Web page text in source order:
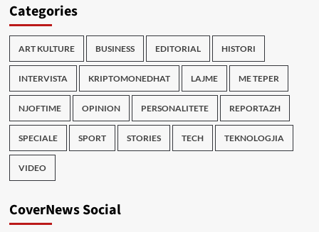
Categories
ART KULTURE BUSINESS EDITORIAL HISTORI
INTERVISTA KRIPTOMONEDHAT LAJME ME TEPER
NJOFTIME OPINION PERSONALITETE REPORTAZH
SPECIALE SPORT STORIES TECH TEKNOLOGJIA
VIDEO
CoverNews Social